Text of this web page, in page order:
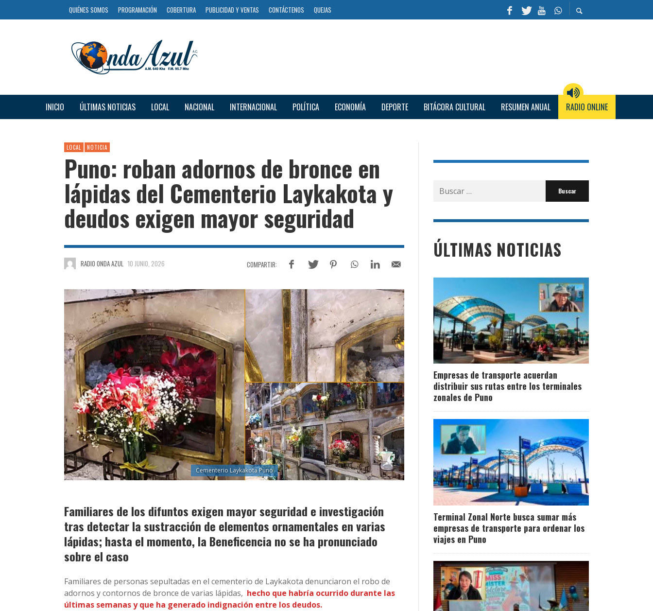
QUIÉNES SOMOS PROGRAMACIÓN COBERTURA PUBLICIDAD Y VENTAS CONTÁCTENOS QUEJAS
INICIO ÚLTIMAS NOTICIAS LOCAL NACIONAL INTERNACIONAL POLÍTICA ECONOMÍA DEPORTE BITÁCORA CULTURAL RESUMEN ANUAL RADIO ONLINE
LOCAL NOTICIA
Puno: roban adornos de bronce en
lápidas del Cementerio Laykakota y
deudos exigen mayor seguridad
RADIO ONDA AZUL 10 JUNIO, 2026
Cementerio Laykakota Puno
Familiares de los difuntos exigen mayor seguridad e investigación
tras detectar la sustracción de elementos ornamentales en varias
lápidas; hasta el momento, la Beneficencia no se ha pronunciado
sobre el caso
Familiares de personas sepultadas en el cementerio de Laykakota denunciaron el robo de
adornos y contornos de bronce de varias lápidas, hecho que habría ocurrido durante las
últimas semanas y que ha generado indignación entre los deudos.
Buscar
por:
ÚLTIMAS NOTICIAS
Empresas de transporte acuerdan
distribuir sus rutas entre los terminales
zonales de Puno
Terminal Zonal Norte busca sumar más
empresas de transporte para ordenar los
viajes en Puno